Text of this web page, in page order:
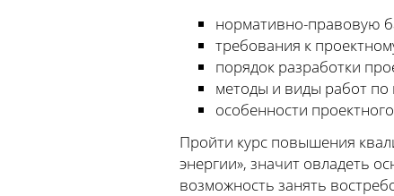
нормативно-правовую
требования к
порядок разработки
методы и виды работ
особенности
Пройти курс повышения
энергии», значит овладеть
возможность занять